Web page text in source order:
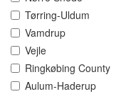
Tørring-Uldum
Vamdrup
Vejle
Ringkøbing County
Aulum-Haderup